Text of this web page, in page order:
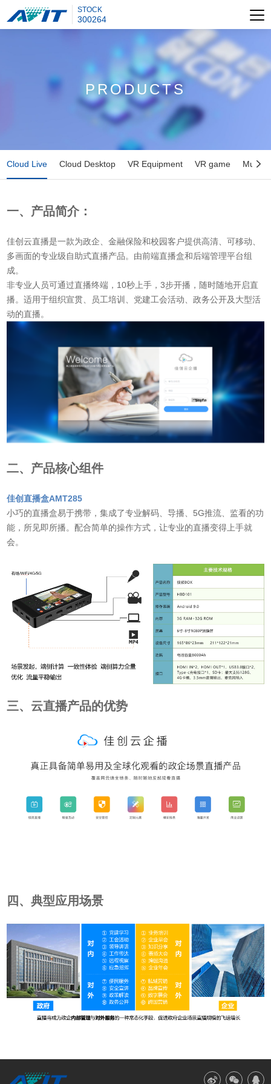
STOCK
300264
PRODUCTS
Cloud Live Cloud Desktop VR Equipment VR game Multi

一、产品简介：
佳创云直播是一款为政企、金融保险和校园客户提供高清、可移动、
多画面的专业级自助式直播产品。由前端直播盒和后端管理平台组
成。
非专业人员可通过直播终端，10秒上手，3步开播，随时随地开启直
播。适用于组织宣贯、员工培训、党建工会活动、政务公开及大型活
动的直播。
二、产品核心组件
佳创直播盒AMT285
小巧的直播盒易于携带，集成了专业解码、导播、5G推流、监看的功
能，所见即所播。配合简单的操作方式，让专业的直播变得上手就
会。
三、云直播产品的优势
四、典型应用场景
  